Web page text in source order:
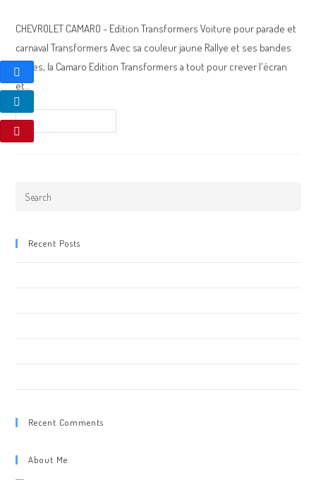
CHEVROLET CAMARO - Edition Transformers Voiture pour parade et
carnaval Transformers Avec sa couleur jaune Rallye et ses bandes
noires, la Camaro Edition Transformers a tout pour crever l'écran
et…
Continue Reading
Recent Posts
Recent Comments
About Me